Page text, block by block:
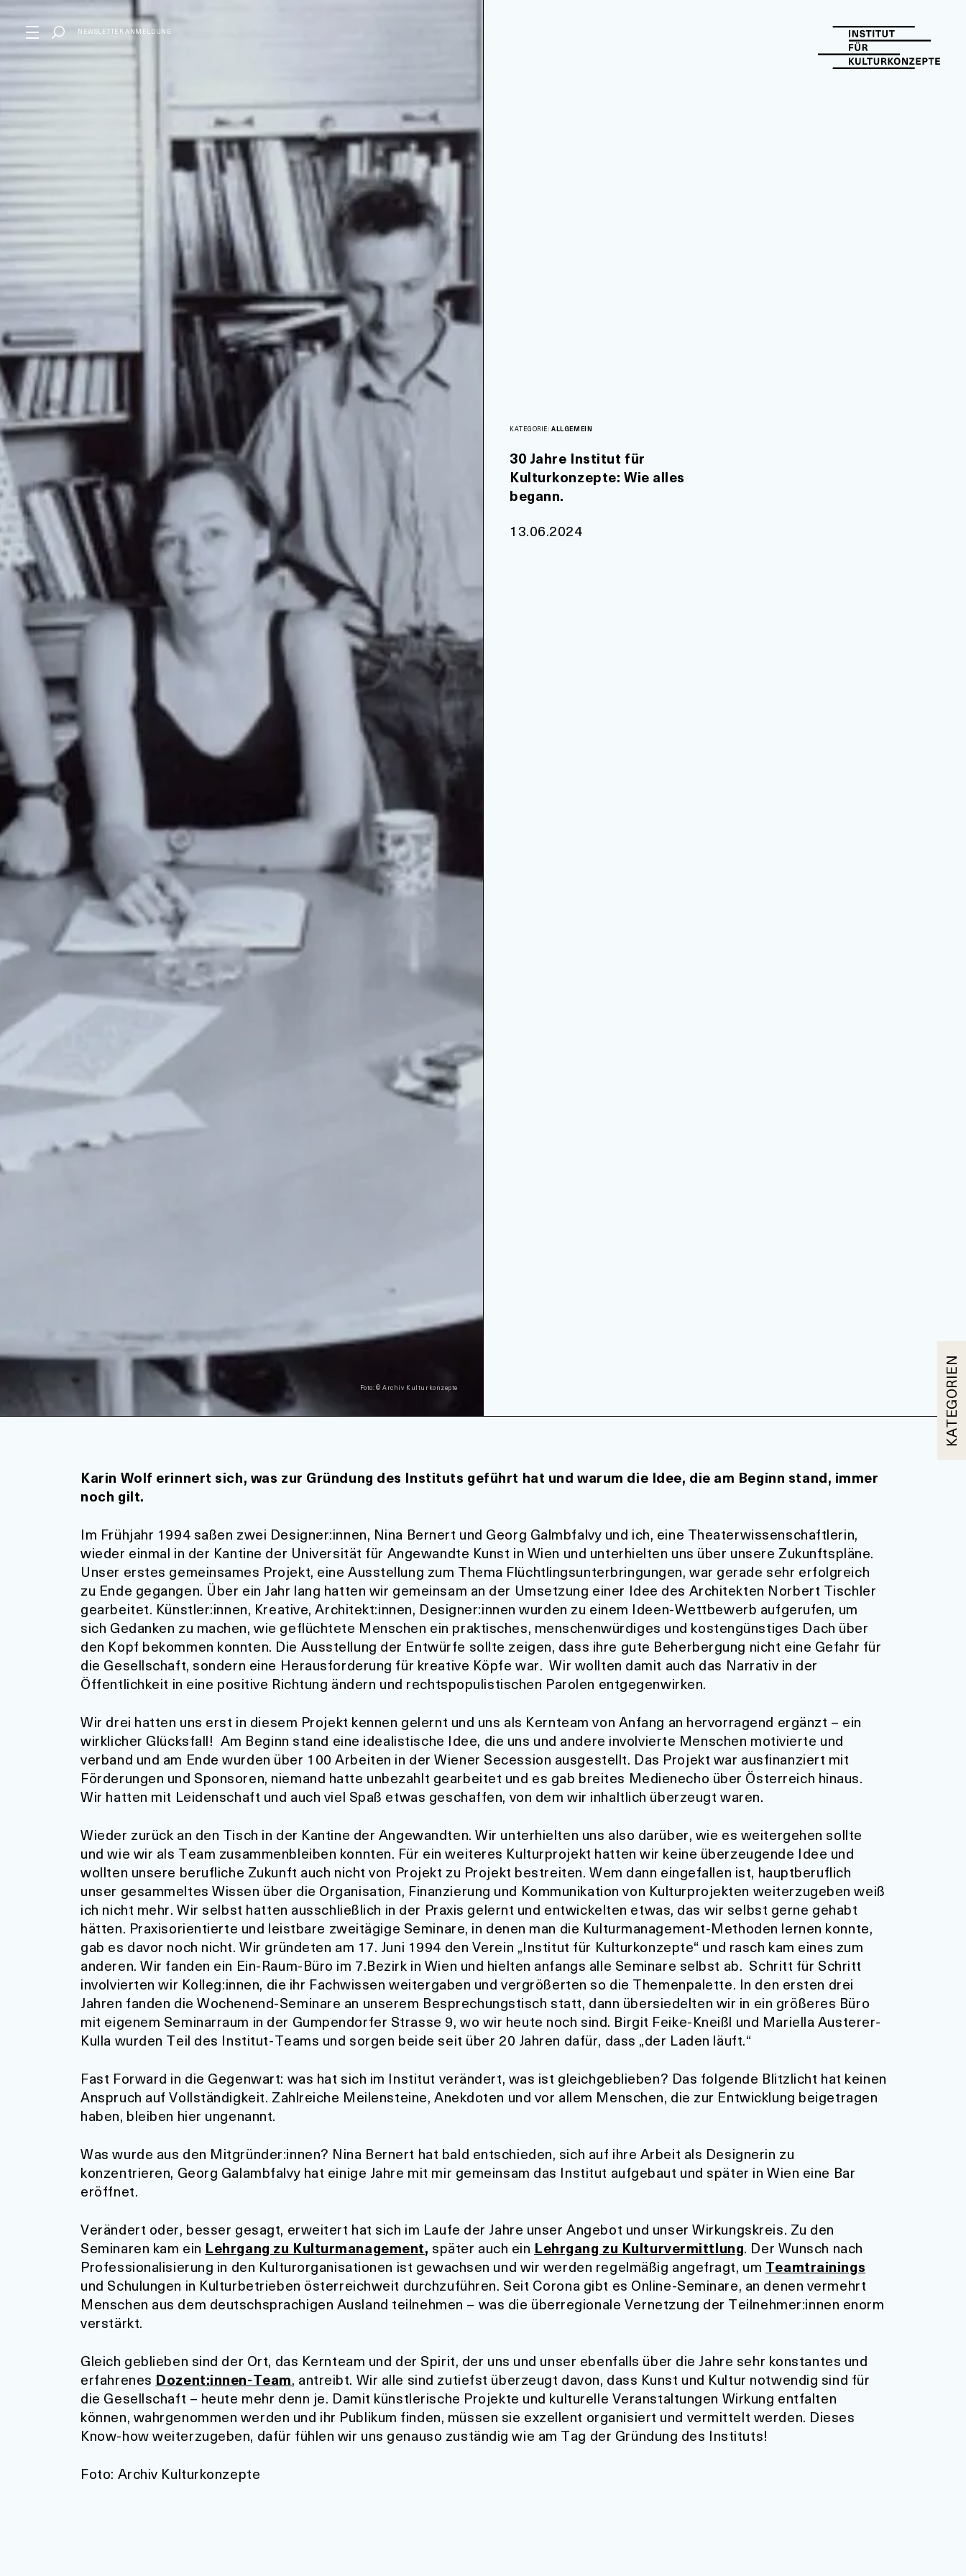
NEWSLETTER ANMELDUNG
KATEGORIEN
Foto: © Archiv Kulturkonzepte
KATEGORIE:ALLGEMEIN
30 Jahre Institut für
Kulturkonzepte: Wie alles
begann.
13.06.2024
Karin Wolf erinnert sich, was zur Gründung des Instituts geführt hat und warum die Idee, die am Beginn stand, immer
noch gilt.
Im Frühjahr 1994 saßen zwei Designer:innen, Nina Bernert und Georg Galmbfalvy und ich, eine Theaterwissenschaftlerin,
wieder einmal in der Kantine der Universität für Angewandte Kunst in Wien und unterhielten uns über unsere Zukunftspläne.
Unser erstes gemeinsames Projekt, eine Ausstellung zum Thema Flüchtlingsunterbringungen, war gerade sehr erfolgreich
zu Ende gegangen. Über ein Jahr lang hatten wir gemeinsam an der Umsetzung einer Idee des Architekten Norbert Tischler
gearbeitet. Künstler:innen, Kreative, Architekt:innen, Designer:innen wurden zu einem Ideen-Wettbewerb aufgerufen, um
sich Gedanken zu machen, wie geflüchtete Menschen ein praktisches, menschenwürdiges und kostengünstiges Dach über
den Kopf bekommen konnten. Die Ausstellung der Entwürfe sollte zeigen, dass ihre gute Beherbergung nicht eine Gefahr für
die Gesellschaft, sondern eine Herausforderung für kreative Köpfe war. Wir wollten damit auch das Narrativ in der
Öffentlichkeit in eine positive Richtung ändern und rechtspopulistischen Parolen entgegenwirken.
Wir drei hatten uns erst in diesem Projekt kennen gelernt und uns als Kernteam von Anfang an hervorragend ergänzt – ein
wirklicher Glücksfall! Am Beginn stand eine idealistische Idee, die uns und andere involvierte Menschen motivierte und
verband und am Ende wurden über 100 Arbeiten in der Wiener Secession ausgestellt. Das Projekt war ausfinanziert mit
Förderungen und Sponsoren, niemand hatte unbezahlt gearbeitet und es gab breites Medienecho über Österreich hinaus.
Wir hatten mit Leidenschaft und auch viel Spaß etwas geschaffen, von dem wir inhaltlich überzeugt waren.
Wieder zurück an den Tisch in der Kantine der Angewandten. Wir unterhielten uns also darüber, wie es weitergehen sollte
und wie wir als Team zusammenbleiben konnten. Für ein weiteres Kulturprojekt hatten wir keine überzeugende Idee und
wollten unsere berufliche Zukunft auch nicht von Projekt zu Projekt bestreiten. Wem dann eingefallen ist, hauptberuflich
unser gesammeltes Wissen über die Organisation, Finanzierung und Kommunikation von Kulturprojekten weiterzugeben weiß
ich nicht mehr. Wir selbst hatten ausschließlich in der Praxis gelernt und entwickelten etwas, das wir selbst gerne gehabt
hätten. Praxisorientierte und leistbare zweitägige Seminare, in denen man die Kulturmanagement-Methoden lernen konnte,
gab es davor noch nicht. Wir gründeten am 17. Juni 1994 den Verein „Institut für Kulturkonzepte“ und rasch kam eines zum
anderen. Wir fanden ein Ein-Raum-Büro im 7.Bezirk in Wien und hielten anfangs alle Seminare selbst ab. Schritt für Schritt
involvierten wir Kolleg:innen, die ihr Fachwissen weitergaben und vergrößerten so die Themenpalette. In den ersten drei
Jahren fanden die Wochenend-Seminare an unserem Besprechungstisch statt, dann übersiedelten wir in ein größeres Büro
mit eigenem Seminarraum in der Gumpendorfer Strasse 9, wo wir heute noch sind. Birgit Feike-Kneißl und Mariella Austerer-
Kulla wurden Teil des Institut-Teams und sorgen beide seit über 20 Jahren dafür, dass „der Laden läuft.“
Fast Forward in die Gegenwart: was hat sich im Institut verändert, was ist gleichgeblieben? Das folgende Blitzlicht hat keinen
Anspruch auf Vollständigkeit. Zahlreiche Meilensteine, Anekdoten und vor allem Menschen, die zur Entwicklung beigetragen
haben, bleiben hier ungenannt.
Was wurde aus den Mitgründer:innen? Nina Bernert hat bald entschieden, sich auf ihre Arbeit als Designerin zu
konzentrieren, Georg Galambfalvy hat einige Jahre mit mir gemeinsam das Institut aufgebaut und später in Wien eine Bar
eröffnet.
Verändert oder, besser gesagt, erweitert hat sich im Laufe der Jahre unser Angebot und unser Wirkungskreis. Zu den
Seminaren kam ein Lehrgang zu Kulturmanagement, später auch ein Lehrgang zu Kulturvermittlung. Der Wunsch nach
Professionalisierung in den Kulturorganisationen ist gewachsen und wir werden regelmäßig angefragt, um Teamtrainings
und Schulungen in Kulturbetrieben österreichweit durchzuführen. Seit Corona gibt es Online-Seminare, an denen vermehrt
Menschen aus dem deutschsprachigen Ausland teilnehmen – was die überregionale Vernetzung der Teilnehmer:innen enorm
verstärkt.
Gleich geblieben sind der Ort, das Kernteam und der Spirit, der uns und unser ebenfalls über die Jahre sehr konstantes und
erfahrenes Dozent:innen-Team, antreibt. Wir alle sind zutiefst überzeugt davon, dass Kunst und Kultur notwendig sind für
die Gesellschaft – heute mehr denn je. Damit künstlerische Projekte und kulturelle Veranstaltungen Wirkung entfalten
können, wahrgenommen werden und ihr Publikum finden, müssen sie exzellent organisiert und vermittelt werden. Dieses
Know-how weiterzugeben, dafür fühlen wir uns genauso zuständig wie am Tag der Gründung des Instituts!
Foto: Archiv Kulturkonzepte